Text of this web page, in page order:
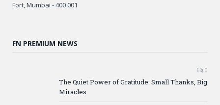
Fort, Mumbai - 400 001
FN PREMIUM NEWS
0
The Quiet Power of Gratitude: Small Thanks, Big
Miracles